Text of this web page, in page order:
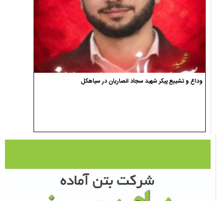
وداع و تشییع پیکر شهید سجاد انصاریان در سیاهکل